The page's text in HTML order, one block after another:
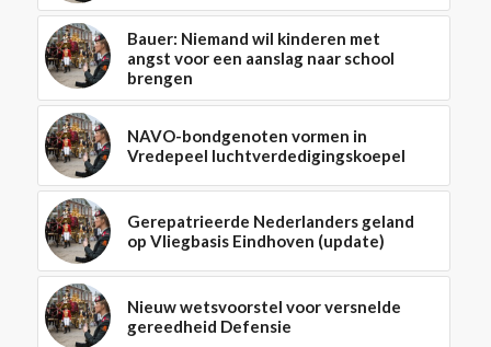
Bauer: Niemand wil kinderen met
angst voor een aanslag naar school
brengen
NAVO-bondgenoten vormen in
Vredepeel luchtverdedigingskoepel
Gerepatrieerde Nederlanders geland
op Vliegbasis Eindhoven (update)
Nieuw wetsvoorstel voor versnelde
gereedheid Defensie